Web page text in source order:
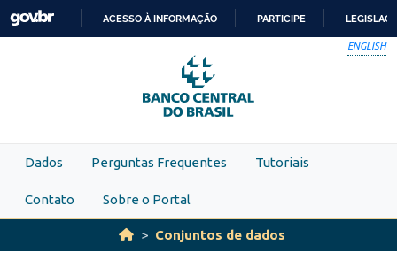
Skip to main content
PARA
O
CONTEÚDO
ACESSO À INFORMAÇÃO PARTICIPE
ENGLISH
Dados Perguntas Frequentes Tutoriais
Contato Sobre o Portal
Conjuntos de dados